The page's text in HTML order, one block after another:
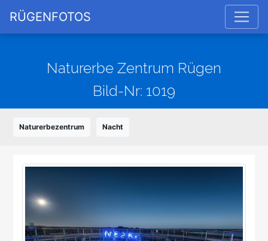
RÜGENFOTOS
Naturerbe Zentrum Rügen
Bild-Nr: 1019
Naturerbezentrum Nacht